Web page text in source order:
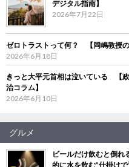
デジタル指南】
2026年7月22日
ゼロトラストって何？ 【岡嶋教授の
2026年6月18日
きっと大平元首相は泣いている 【
治コラム】
2026年6月10日
グルメ
ビールだけ飲むと倒
的に水を飲む”仕掛け